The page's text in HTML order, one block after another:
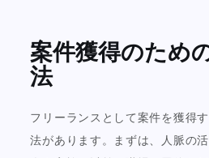
案件獲得のため
法
フリーランスとして案件を獲得
法があります。まずは、人脈の